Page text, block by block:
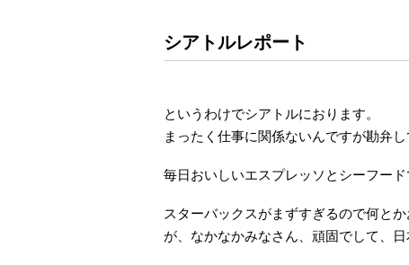
シアトルレポート
というわけでシアトルにおります。
まったく仕事に関係ないんですが勘弁し
毎日おいしいエスプレッソとシーフード
スターバックスがまずすぎるので何と
が、なかなかみなさん、頑固でして、